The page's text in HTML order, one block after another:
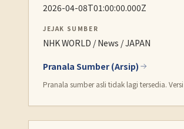
2026-04-08T01:00:00.000Z
JEJAK SUMBER
NHK WORLD / News / JAPAN
Pranala Sumber (Arsip)
Pranala sumber asli tidak lagi tersedia.